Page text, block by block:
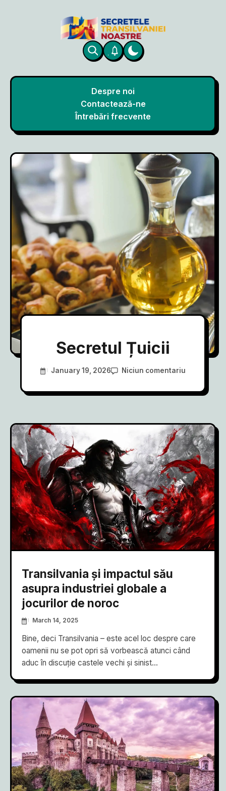
Despre noi
Contactează-ne
Întrebări frecvente
Secretul Țuicii
January 19, 2026 Niciun comentariu
Transilvania și impactul său
asupra industriei globale a
jocurilor de noroc
March 14, 2025
Bine, deci Transilvania – este acel loc despre care
oamenii nu se pot opri să vorbească atunci când
aduc în discuție castele vechi și sinist...